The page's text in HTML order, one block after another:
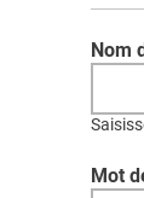
Nom
Mot